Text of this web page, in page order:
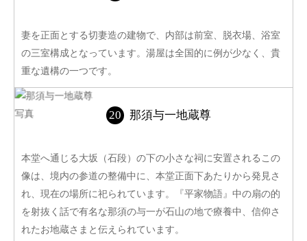
妻を正面とする切妻造の建物で、内部は前室、脱衣場、浴室
の三室構成となっています。湯屋は全国的に例が少なく、貴
重な遺構の一つです。
那須与一地蔵尊
本堂へ通じる大坂（石段）の下の小さな祠に安置されるこの
像は、境内の参道の整備中に、本堂正面下あたりから発見さ
れ、現在の場所に祀られています。『平家物語』中の扇の的
を射抜く話で有名な那須の与一が石山の地で療養中、信仰さ
れたお地蔵さまと伝えられています。